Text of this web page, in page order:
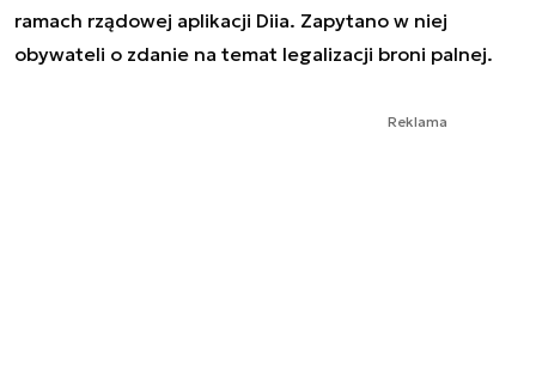
ramach rządowej aplikacji Diia. Zapytano w niej
obywateli o zdanie na temat legalizacji broni palnej.
Reklama